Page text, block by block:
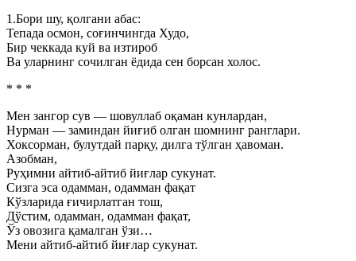
1.Бори шу, қолгани абас:
Тепада осмон, соғинчингда Худо,
Бир чеккада куй ва изтироб
Ва уларнинг сочилган ёдида сен борсан холос.
* * *
Мен зангор сув — шовуллаб оқаман кунлардан,
Нурман — заминдан йиғиб олган шомнинг ранглари.
Хоксорман, булутдай парқу, дилга тўлган ҳавоман.
Азобман,
Руҳимни айтиб-айтиб йиғлар сукунат.
Сизга эса одамман, одамман фақат
Кўзларида ғичирлатган тош,
Дўстим, одамман, одамман фақат,
Ўз овозига қамалган ўзи…
Мени айтиб-айтиб йиғлар сукунат.